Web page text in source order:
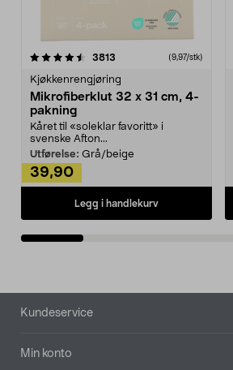
3813 anmeldelser(9,97/stk)
Kjøkkenrengjøring
Mikrofiberklut 32 x 31 cm, 4-
pakning
Kåret til «soleklar favoritt» i
svenske Afton...
Utførelse: Grå/beige
39,90
Legg i handlekurv
4.5av 5 stjerner
Bunntekst
Kundeservice
Min konto